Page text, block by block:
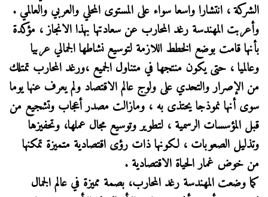
الشركة ، انتشارا واسعا سواء على المستوى المحلي والعربي والعالمي .
وأعربت المهندسة رغد المحارب عن سعادتها بهذا الانجاز ، مؤكدة
بأنها قامت بوضع الخطط اللازمة لتوسيع نشاطها الجمالي عربيا
وعالميا ، حتى يكون منتجها في متناول الجميع ،ورغد المحارب تمتلك
من الإصرار والتحدي على ولوج عالم الاقتصاد ولم يعرف عنها يوما
سوى أنها نموذجا يحتذى به ، ومازالت مصدر أعجاب وتشجيع من
قبل المؤسسات الرسمية ، لتطوير وتوسيع مجال عملها، وتحفيزها
وتذليل الصعوبات ، لكونها ذات رؤى اقتصادية متميزة تمكنها
من خوض غمار الحياة الاقتصادية .
كما وضعت المهندسة رغد المحارب، بصمة مميزة في عالم الجمال